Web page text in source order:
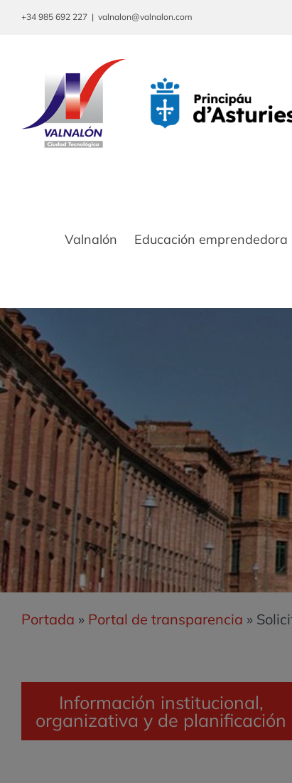
Saltar+34 985 692 227 | valnalon@valnalon.com
Valnalón Educación emprendedora
Portada » Portal de transparencia »
Información institucional,
organizativa y de planificación